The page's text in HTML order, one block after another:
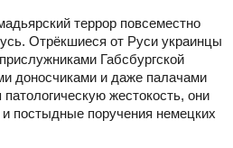
террор повсеместно
Отрёкшиеся от Руси украинцы
Габсбургской
доносчиками и даже палачами
жестокость, они
постыдные поручения немецких